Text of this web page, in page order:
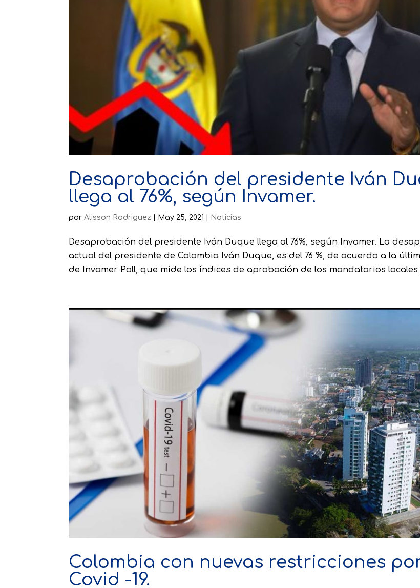
Desaprobación del presidente Iván
llega al 76%, según Invamer.
porAlisson Rodriguez | May 25, 2021 | Noticias
Desaprobación del presidente Iván Duque llega al 76%, según Invamer. La
actual del presidente de Colombia Iván Duque, es del 76 %, de acuerdo a la
de Invamer Poll, que mide los índices de aprobación de los mandatarios locales
Colombia con nuevas restricciones
Covid -19.